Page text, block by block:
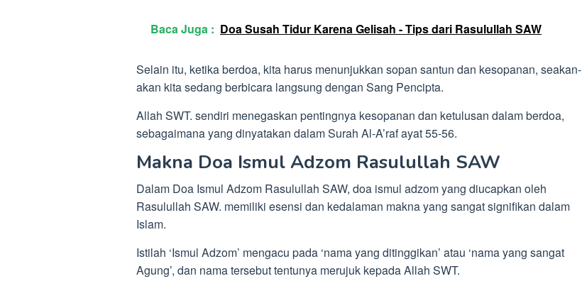
Baca Juga : Doa Susah Tidur Karena Gelisah - Tips dari Rasulullah SAW
Selain itu, ketika berdoa, kita harus menunjukkan sopan santun dan kesopanan, seakan-
akan kita sedang berbicara langsung dengan Sang Pencipta.
Allah SWT. sendiri menegaskan pentingnya kesopanan dan ketulusan dalam berdoa,
sebagaimana yang dinyatakan dalam Surah Al-A’raf ayat 55-56.
Makna Doa Ismul Adzom Rasulullah SAW
Dalam Doa Ismul Adzom Rasulullah SAW, doa ismul adzom yang diucapkan oleh
Rasulullah SAW. memiliki esensi dan kedalaman makna yang sangat signifikan dalam
Islam.
Istilah ‘Ismul Adzom’ mengacu pada ‘nama yang ditinggikan’ atau ‘nama yang sangat
Agung’, dan nama tersebut tentunya merujuk kepada Allah SWT.